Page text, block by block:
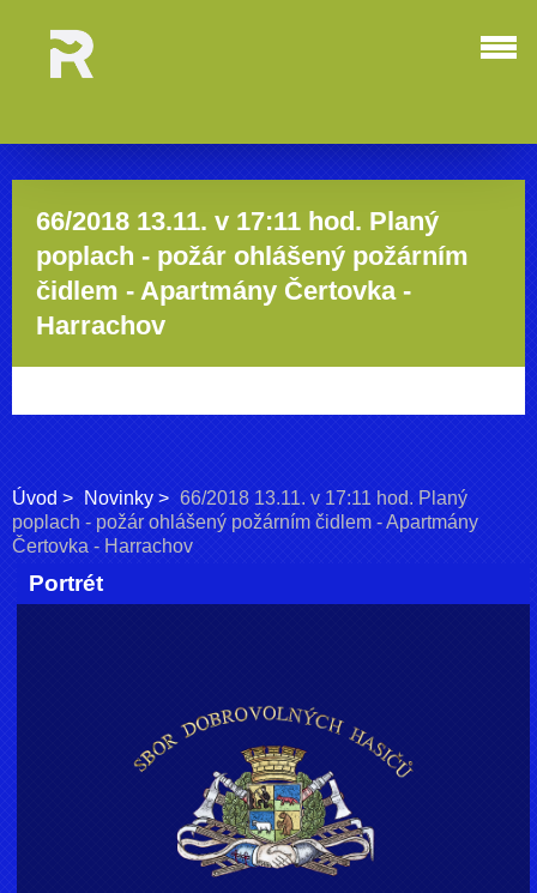
66/2018 13.11. v 17:11 hod. Planý
poplach - požár ohlášený požárním
čidlem - Apartmány Čertovka -
Harrachov
Úvod Novinky
66/2018 13.11. v 17:11 hod. Planý
poplach - požár ohlášený požárním čidlem - Apartmány
Čertovka - Harrachov
Portrét